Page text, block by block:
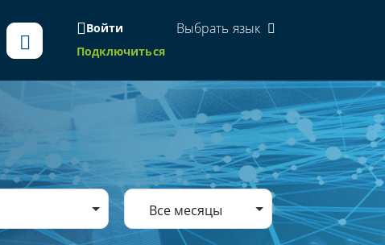
Войти
Подключиться
Выбрать язык
Все месяцы